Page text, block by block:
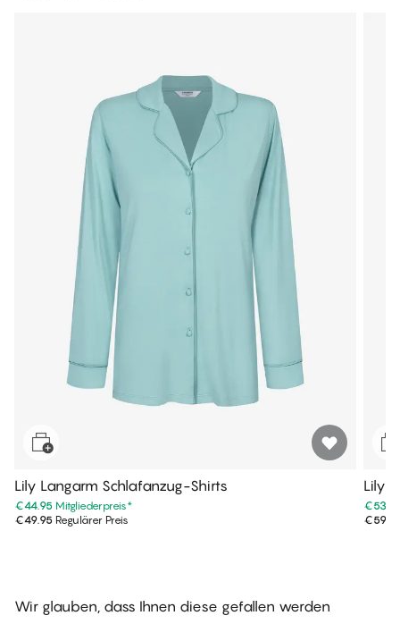
Lily Langarm Schlafanzug-Shirts
€44.95 Mitgliederpreis*
€49.95 Regulärer Preis
Lily
Wir glauben, dass Ihnen diese gefallen werden